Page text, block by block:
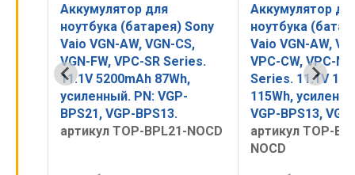
Аккумулятор для
ноутбука (батарея) Sony
Vaio VGN-AW, VGN-CS,
VPC-CW, VPC-M, VPC-SR
Series. 11.1V 10400mAh
115Wh, усиленный. PN:
VGP-BPS13, VGP-BPS13B.
артикул TOP-BPL21H-
Аккумулятор
ноутбука
Vaio VGN-SZ,
AR, VGN-NR
4400mAh PN:
VGP-BPS9/B
артикул BPS9-